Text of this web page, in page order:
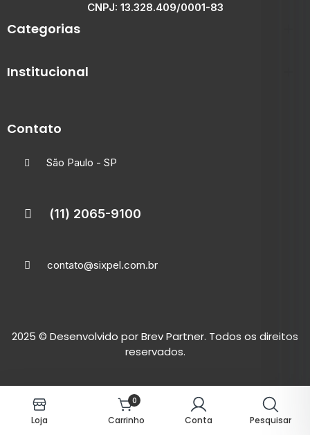
CNPJ: 13.328.409/0001-83
Categorias
Institucional
Contato
São Paulo - SP
(11) 2065-9100
contato@sixpel.com.br
2025 © Desenvolvido porBrev Partner. Todos os direitos
reservados.
Loja
0
Carrinho Conta Pesquisar